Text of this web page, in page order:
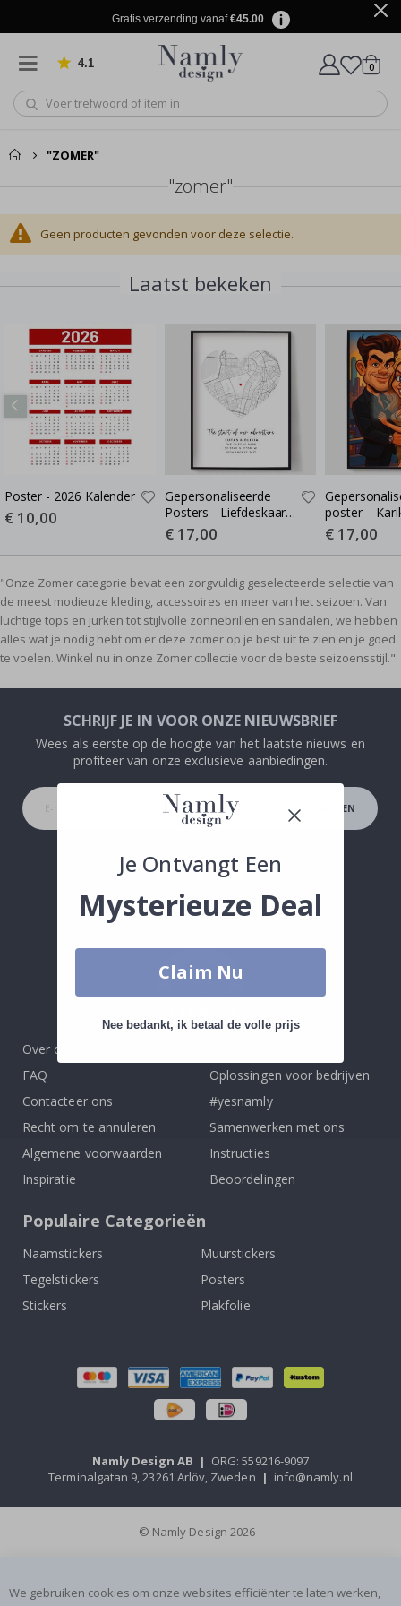
Gratis verzending vanaf€45.00.
4.1 Gebaseerd op 1026 beoordelingen 0
"ZOMER"
"zomer"
Geen producten gevonden voor deze selectie.
Laatst bekeken
Poster - 2026 Kalender
Special
Price
€ 10,00
Gepersonaliseerde
Posters - Liefdeskaart -
Waar de Liefde Begon
Special
Price
€ 17,00
poster –
Cartoon-stijl
poster
Special
Price
€ 17,00
"Onze Zomer categorie bevat een zorgvuldig geselecteerde selectie van
de meest modieuze kleding, accessoires en meer van het seizoen. Van
luchtige tops en jurken tot stijlvolle zonnebrillen en sandalen, we hebben
alles wat je nodig hebt om er deze zomer op je best uit te zien en je goed
te voelen. Winkel nu in onze Zomer collectie voor de beste seizoensstijl."
SCHRIJF JE IN VOOR ONZE NIEUWSBRIEF
Wees als eerste op de hoogte van het laatste nieuws en
profiteer van onze exclusieve aanbiedingen.
INSCHRIJVEN
Tik
To
4.1 /5
GEBASEERD OP 1026 BEOORDELINGEN
Over ons
FAQ
Contacteer ons
Recht om te annuleren
Algemene voorwaarden
Inspiratie
Oplossingen voor bedrijven
#yesnamly
Samenwerken met ons
Instructies
Beoordelingen
Populaire Categorieën
Naamstickers
Muurstickers
Tegelstickers
Posters
Stickers
Plakfolie
Namly Design AB | ORG: 559216-9097
Terminalgatan 9, 23261 Arlöv, Zweden | info@namly.nl
© Namly Design 2026
We gebruiken cookies om onze websites efficiënter te laten werken,
Je Ontvangt Een
Mysterieuze Deal
Claim Nu
Nee bedankt, ik betaal de volle prijs